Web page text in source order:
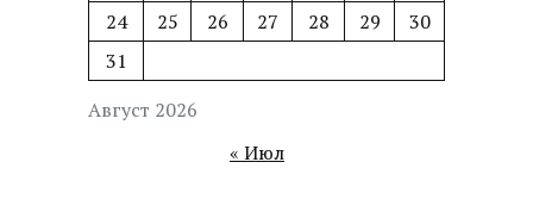
Август 2026
24
25 26 27 28 29
30
31
« Июл